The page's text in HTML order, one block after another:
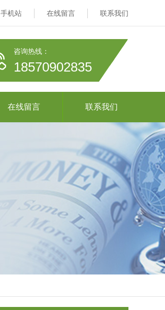
手机站 在线留言 联系我们
咨询热线：
18570902835
在线留言 联系我们